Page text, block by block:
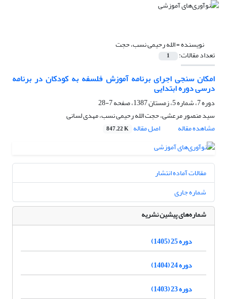
نویسنده =الله رحیمی نسب، حجت
تعداد مقالات: 1
امکان سنجی اجرای برنامه آموزش فلسفه به کودکان در برنامه
درسی دوره ابتدایی
دوره 7، شماره 5، زمستان 1387، صفحه
7-28
سید منصور مرعشی، حجت الله رحیمی نسب، مهدی لسانی
مشاهده مقاله
اصل مقاله 847.22 K
مقالات آماده انتشار
شماره جاری
شماره‌های پیشین نشریه
دوره 25 (1405)
دوره 24 (1404)
دوره 23 (1403)